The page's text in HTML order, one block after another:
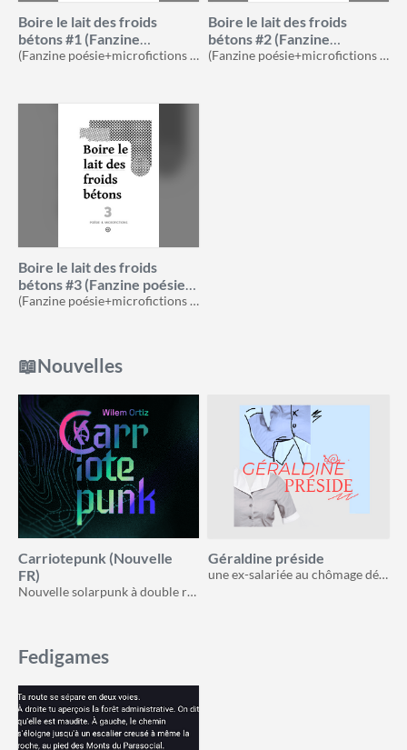
Boire le lait des froids
bétons #1 (Fanzine
microfictions FR)
(Fanzine poésie+microfictions FR)
Boire le lait des froids
bétons #2 (Fanzine
microfictions FR)
(Fanzine poésie+microfictions FR)
Boire le lait des froids
bétons #3 (Fanzine poésie
+microfictions)
(Fanzine poésie+microfictions FR)
📖Nouvelles
Carriotepunk (Nouvelle
FR)
Nouvelle solarpunk à double récit, qui parcourt des territoires post-capitalistes en tirant un chariot solaire
Géraldine préside
une ex-salariée au chômage décide de troller le monde de l’entreprise pour se détendre
Fedigames